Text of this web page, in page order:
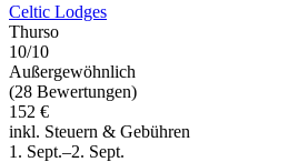
Celtic Lodges
Thurso
10/10
Außergewöhnlich
(28 Bewertungen)
152 €
inkl. Steuern & Gebühren
1. Sept.–2. Sept.